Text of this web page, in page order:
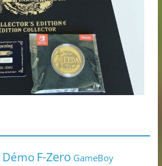
Démo F-Zero GameBoy